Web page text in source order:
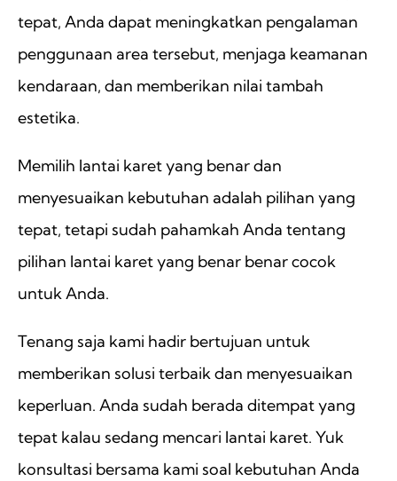
tepat, Anda dapat meningkatkan pengalaman
penggunaan area tersebut, menjaga keamanan
kendaraan, dan memberikan nilai tambah
estetika.
Memilih lantai karet yang benar dan
menyesuaikan kebutuhan adalah pilihan yang
tepat, tetapi sudah pahamkah Anda tentang
pilihan lantai karet yang benar benar cocok
untuk Anda.
Tenang saja kami hadir bertujuan untuk
memberikan solusi terbaik dan menyesuaikan
keperluan. Anda sudah berada ditempat yang
tepat kalau sedang mencari lantai karet. Yuk
konsultasi bersama kami soal kebutuhan Anda